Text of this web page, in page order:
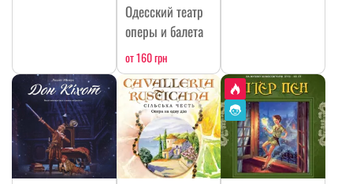
Одесский театр
оперы и балета
от 160 грн